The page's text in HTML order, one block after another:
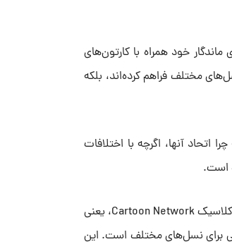
پیدایش در سال 1940، با شوخی‌های ماندگار خود همراه با کارتون‌های
مختلف فراهم کرده‌اند، بلکه
اتحاد آنها، اگرچه با اختلافات
است.
پیش از هر چیز باید بدانید کمدی پُر از تعقیب و گریز‌های طولانی مدت و کلاسیک Cartoon Network، یعنی
برای نسل‌های مختلف است. این